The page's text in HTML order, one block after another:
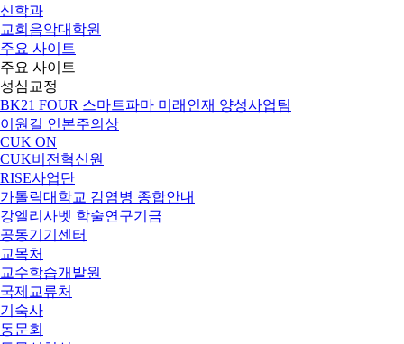
신학과
교회음악대학원
주요 사이트
주요 사이트
성심교정
BK21 FOUR 스마트파마 미래인재 양성사업팀
이원길 인본주의상
CUK ON
CUK비전혁신원
RISE사업단
가톨릭대학교 감염병 종합안내
강엘리사벳 학술연구기금
공동기기센터
교목처
교수학습개발원
국제교류처
기숙사
동문회